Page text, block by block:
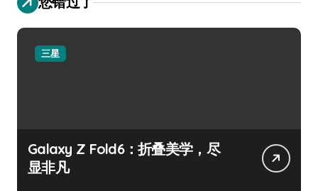
三星
Galaxy Z Fold6：折叠美学，尽
显非凡